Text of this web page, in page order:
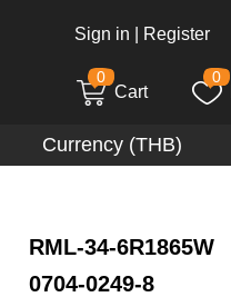
Sign in Register
0
Cart
0
Currency (THB)
RML-34-6R1865W
0704-0249-8